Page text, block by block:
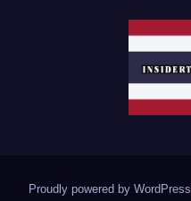
Proudly powered by WordPress